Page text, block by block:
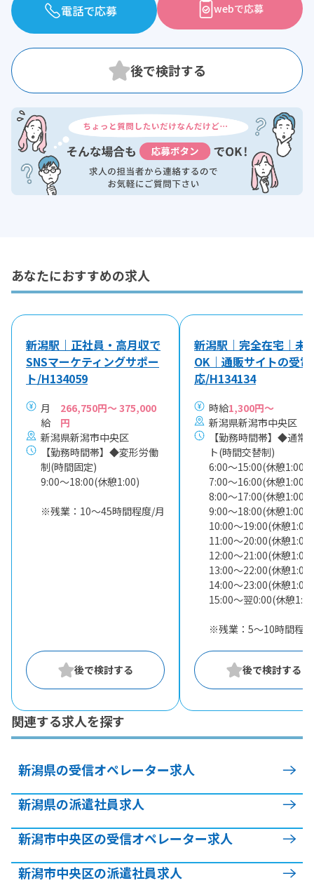
電話で応募 webで応募
あなたにおすすめの求人
新潟駅｜正社員・高月収で
SNSマーケティングサポー
ト/H134059
月
給
266,750円～ 375,000
円
新潟県新潟市中央区
【勤務時間帯】◆変形労働
制(時間固定)
9:00〜18:00(休憩1:00)
※残業：10〜45時間程度/月
新潟駅｜完全在宅｜未
OK｜通販サイトの受
応/H134134
時給1,300円～
新潟県新潟市中央区
【勤務時間帯】◆通常
ト(時間交替制)
6:00〜15:00(休憩1:00)
7:00〜16:00(休憩1:00)
8:00〜17:00(休憩1:00)
9:00〜18:00(休憩1:00)
10:00〜19:00(休憩1:00)
11:00〜20:00(休憩1:00)
12:00〜21:00(休憩1:00)
13:00〜22:00(休憩1:00)
14:00〜23:00(休憩1:00)
15:00〜翌0:00(休憩
※残業：5〜10時間程
関連する求人を探す
新潟県の受信オペレーター求人
新潟県の派遣社員求人
新潟市中央区の受信オペレーター求人
新潟市中央区の派遣社員求人